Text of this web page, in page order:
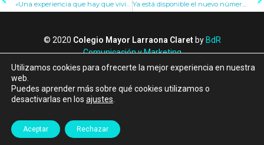
«Una experiencia que hay que vivir una vez en la vida»: colegialas de Larraona viajaron a Madrid para participar en el encuentro con el Papa León XIV Ya está disponible el nuevo número de nuestra revista anual, ‘Calle 45’
© 2020 Colegio Mayor Larraona Claretby BdR
Comunicación y Marketing
Política de Privacidad
Canal de denuncias
Albergue Larraona
Utilizamos cookies para ofrecerte la mejor experiencia en nuestra
web.
Puedes aprender más sobre qué cookies utilizamos o
desactivarlas en los ajustes
Aceptar Rechazar